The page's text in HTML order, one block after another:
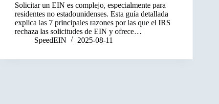
Solicitar un EIN es complejo, especialmente para
residentes no estadounidenses. Esta guía detallada
explica las 7 principales razones por las que el IRS
rechaza las solicitudes de EIN y ofrece…
SpeedEIN
2025-08-11